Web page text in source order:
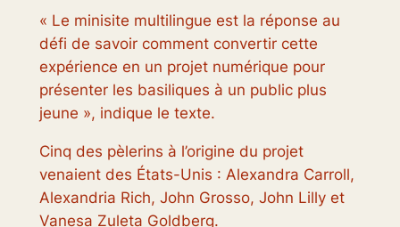
« Le minisite multilingue est la réponse au
défi de savoir comment convertir cette
expérience en un projet numérique pour
présenter les basiliques à un public plus
jeune », indique le texte.
Cinq des pèlerins à l’origine du projet
venaient des États-Unis : Alexandra Carroll,
Alexandria Rich, John Grosso, John Lilly et
Vanesa Zuleta Goldberg.